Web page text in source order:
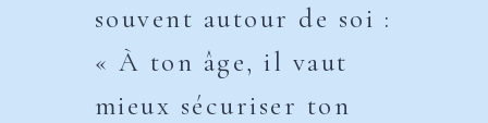
souvent autour de soi :
« À ton âge, il vaut
mieux sécuriser ton